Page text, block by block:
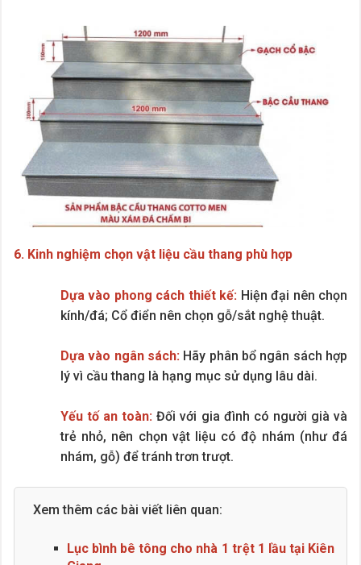
6. Kinh nghiệm chọn vật liệu cầu thang phù hợp
Dựa vào phong cách thiết kế: Hiện đại nên chọn
kính/đá; Cổ điển nên chọn gỗ/sắt nghệ thuật.
Dựa vào ngân sách: Hãy phân bổ ngân sách hợp
lý vì cầu thang là hạng mục sử dụng lâu dài.
Yếu tố an toàn: Đối với gia đình có người già và
trẻ nhỏ, nên chọn vật liệu có độ nhám (như đá
nhám, gỗ) để tránh trơn trượt.
Xem thêm các bài viết liên quan:
Lục bình bê tông cho nhà 1 trệt 1 lầu tại Kiên